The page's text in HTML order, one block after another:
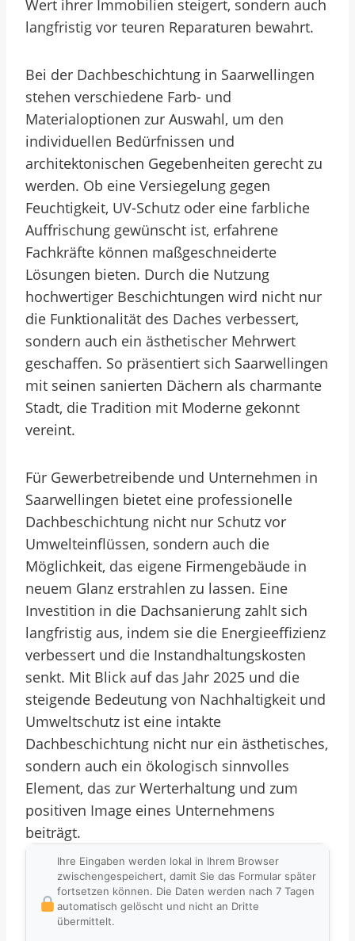
Wert ihrer Immobilien steigert, sondern auch
langfristig vor teuren Reparaturen bewahrt.
Bei der Dachbeschichtung in Saarwellingen
stehen verschiedene Farb- und
Materialoptionen zur Auswahl, um den
individuellen Bedürfnissen und
architektonischen Gegebenheiten gerecht zu
werden. Ob eine Versiegelung gegen
Feuchtigkeit, UV-Schutz oder eine farbliche
Auffrischung gewünscht ist, erfahrene
Fachkräfte können maßgeschneiderte
Lösungen bieten. Durch die Nutzung
hochwertiger Beschichtungen wird nicht nur
die Funktionalität des Daches verbessert,
sondern auch ein ästhetischer Mehrwert
geschaffen. So präsentiert sich Saarwellingen
mit seinen sanierten Dächern als charmante
Stadt, die Tradition mit Moderne gekonnt
vereint.
Für Gewerbetreibende und Unternehmen in
Saarwellingen bietet eine professionelle
Dachbeschichtung nicht nur Schutz vor
Umwelteinflüssen, sondern auch die
Möglichkeit, das eigene Firmengebäude in
neuem Glanz erstrahlen zu lassen. Eine
Investition in die Dachsanierung zahlt sich
langfristig aus, indem sie die Energieeffizienz
verbessert und die Instandhaltungskosten
senkt. Mit Blick auf das Jahr 2025 und die
steigende Bedeutung von Nachhaltigkeit und
Umweltschutz ist eine intakte
Dachbeschichtung nicht nur ein ästhetisches,
sondern auch ein ökologisch sinnvolles
Element, das zur Werterhaltung und zum
positiven Image eines Unternehmens
beiträgt.
Ihre Eingaben werden lokal in Ihrem Browser
zwischengespeichert, damit Sie das Formular später
fortsetzen können. Die Daten werden nach 7 Tagen
automatisch gelöscht und nicht an Dritte
übermittelt.